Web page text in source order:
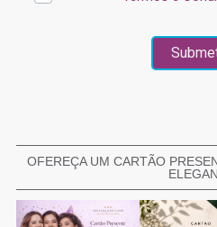
OFEREÇA UM CARTÃO